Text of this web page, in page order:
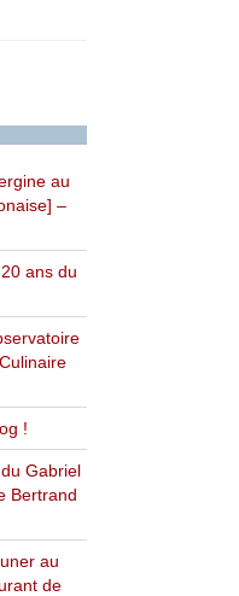
au
–
ans du
!
Gabriel
Bertrand
au
de